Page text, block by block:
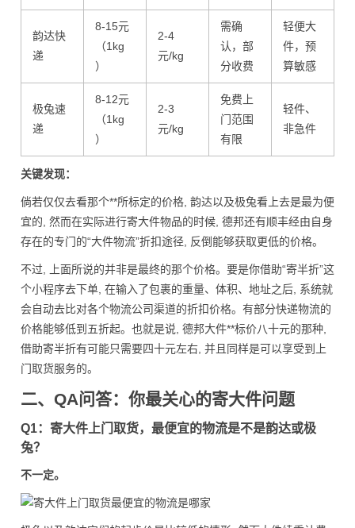
韵达快
递
8-15元
（1kg
）
2-4
元/kg
需确
认，部
分收费
轻便大
件，预
算敏感
极兔速
递
8-12元
（1kg
）
2-3
元/kg
免费上
门范围
有限
轻件、
非急件
关键发现：
倘若仅仅去看那个**所标定的价格, 韵达以及极兔看上去是最为便
宜的, 然而在实际进行寄大件物品的时候, 德邦还有顺丰经由自身
存在的专门的“大件物流”折扣途径, 反倒能够获取更低的价格。
不过, 上面所说的并非是最终的那个价格。要是你借助“寄半折”这
个小程序去下单, 在输入了包裹的重量、体积、地址之后, 系统就
会自动去比对各个物流公司渠道的折扣价格。有部分快递物流的
价格能够低到五折起。也就是说, 德邦大件**标价八十元的那种,
借助寄半折有可能只需要四十元左右, 并且同样是可以享受到上
门取货服务的。
二、QA问答：你最关心的寄大件问题
Q1：寄大件上门取货，最便宜的物流是不是韵达或极
兔？
不一定。